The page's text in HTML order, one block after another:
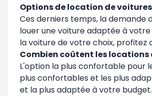
Options de location de
Ces derniers temps, la demande
louer une voiture adaptée à
la voiture de votre choix, profitez
Combien coûtent les locations
L'option la plus confortable pour
plus confortables et les plus
et la plus adaptée à votre